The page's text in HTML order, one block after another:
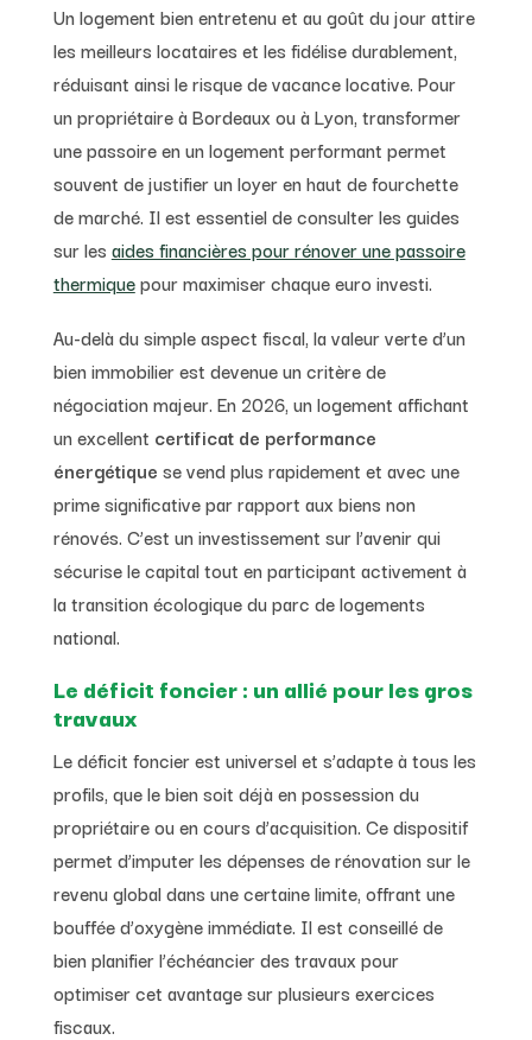
Un logement bien entretenu et au goût du jour attire
les meilleurs locataires et les fidélise durablement,
réduisant ainsi le risque de vacance locative. Pour
un propriétaire à Bordeaux ou à Lyon, transformer
une passoire en un logement performant permet
souvent de justifier un loyer en haut de fourchette
de marché. Il est essentiel de consulter les guides
sur les aides financières pour rénover une passoire
thermiquepour maximiser chaque euro investi.
Au-delà du simple aspect fiscal, la valeur verte d’un
bien immobilier est devenue un critère de
négociation majeur. En 2026, un logement affichant
un excellent certificat de performance
énergétique se vend plus rapidement et avec une
prime significative par rapport aux biens non
rénovés. C’est un investissement sur l’avenir qui
sécurise le capital tout en participant activement à
la transition écologique du parc de logements
national.
Le déficit foncier : un allié pour les gros
travaux
Le déficit foncier est universel et s’adapte à tous les
profils, que le bien soit déjà en possession du
propriétaire ou en cours d’acquisition. Ce dispositif
permet d’imputer les dépenses de rénovation sur le
revenu global dans une certaine limite, offrant une
bouffée d’oxygène immédiate. Il est conseillé de
bien planifier l’échéancier des travaux pour
optimiser cet avantage sur plusieurs exercices
fiscaux.